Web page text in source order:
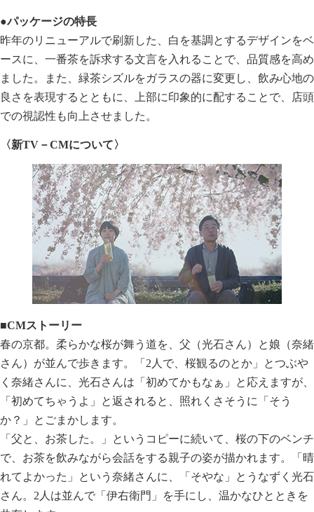
●パッケージの特長
昨年のリニューアルで刷新した、白を基調とするデザインをベ
ースに、一番茶を訴求する文言を入れることで、品質感を高め
ました。また、緑茶シズルをガラスの器に変更し、飲み心地の
良さを表現するとともに、上部に印象的に配することで、店頭
での視認性も向上させました。
〈新TV－CMについて〉
■CMストーリー
春の京都。柔らかな桜が舞う道を、父（光石さん）と娘（奈緒
さん）が並んで歩きます。「2人で、桜観るのとか」とつぶや
く奈緒さんに、光石さんは「初めてかもなぁ」と応えますが、
「初めてちゃうよ」と返されると、照れくさそうに「そう
か？」とごまかします。
「父と、お茶した。」というコピーに続いて、桜の下のベンチ
で、お茶を飲みながら会話をする親子の姿が描かれます。「晴
れてよかった」という奈緒さんに、「そやな」とうなずく光石
さん。2人は並んで「伊右衛門」を手にし、温かなひとときを